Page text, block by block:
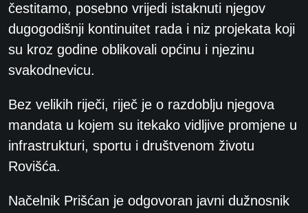
čestitamo, posebno vrijedi istaknuti njegov
dugogodišnji kontinuitet rada i niz projekata koji
su kroz godine oblikovali općinu i njezinu
svakodnevicu.
Bez velikih riječi, riječ je o razdoblju njegova
mandata u kojem su itekako vidljive promjene u
infrastrukturi, sportu i društvenom životu
Rovišća.
Načelnik Prišćan je odgovoran javni dužnosnik